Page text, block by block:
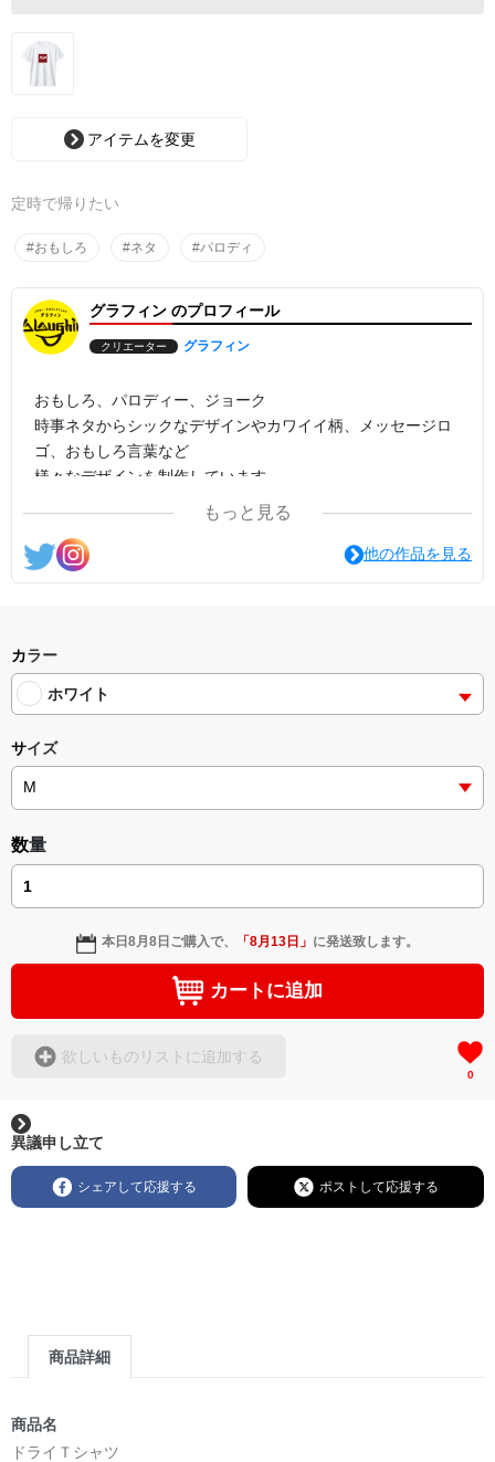
アイテムを変更
定時で帰りたい
#おもしろ #ネタ #パロディ
グラフィン のプロフィール
クリエーター グラフィン
おもしろ、パロディー、ジョーク
時事ネタからシックなデザインやカワイイ柄、メッセージロ
ゴ、おもしろ言葉など
様々なデザインを制作しています。
もっと見る
他の作品を見る
カラー
ホワイト
サイズ
数量
本日8月8日 ご購入で、 「8月13日 」 に発送致します。
カートに追加
欲しいものリストに追加する
0
異議申し立て
シェアして応援する ポストして応援する
商品詳細
商品名
ドライＴシャツ